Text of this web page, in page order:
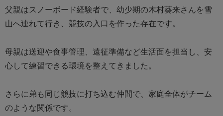
父親はスノーボード経験者で、幼少期の木村葵来さんを雪
山へ連れて行き、競技の入口を作った存在です。
母親は送迎や食事管理、遠征準備など生活面を担当し、安
心して練習できる環境を整えてきました。
さらに弟も同じ競技に打ち込む仲間で、家庭全体がチーム
のような関係です。